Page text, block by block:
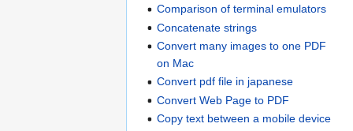
Comparison of terminal emulators
Concatenate strings
Convert many images to one PDF
on Mac
Convert pdf file in japanese
Convert Web Page to PDF
Copy text between a mobile device